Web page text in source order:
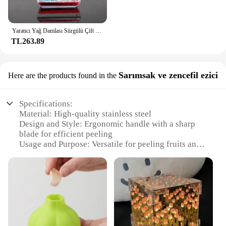
TL263.89
Here are the products found in the Sarımsak ve zencefil ezici
Specifications:
Material: High-quality stainless steel
Design and Style: Ergonomic handle with a sharp
blade for efficient peeling
Usage and Purpose: Versatile for peeling fruits and
Performance and Property: Durable and rust-
resistant
Shape or Size or Weight or Quantity: Compact and
lightweight for easy handling
Parts and Accessories: Comes with a convenient
storage case